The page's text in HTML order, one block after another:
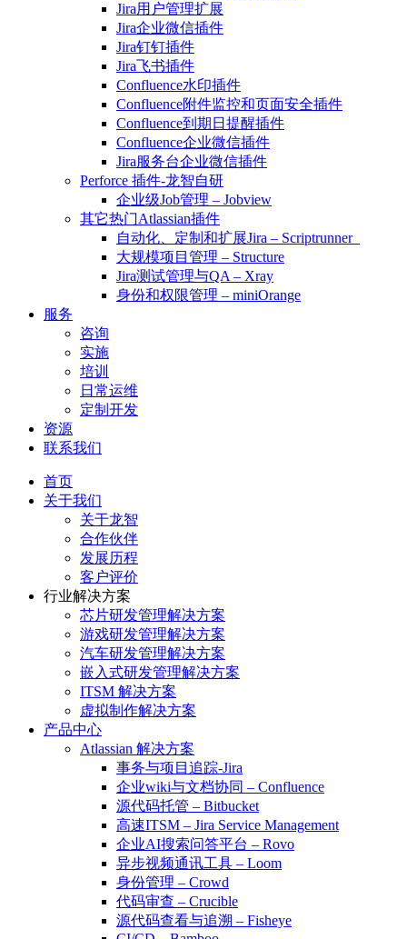
Jira用户管理扩展
Jira企业微信插件
Jira钉钉插件
Jira飞书插件
Confluence水印插件
Confluence附件监控和页面安全插件
Confluence到期日提醒插件
Confluence企业微信插件
Jira服务台企业微信插件
Perforce 插件-龙智自研
企业级Job管理 – Jobview
其它热门Atlassian插件
自动化、定制和扩展Jira – Scriptrunner
大规模项目管理 – Structure
Jira测试管理与QA – Xray
身份和权限管理 – miniOrange
服务
咨询
实施
培训
日常运维
定制开发
资源
联系我们
首页
关于我们
关于龙智
合作伙伴
发展历程
客户评价
行业解决方案
芯片研发管理解决方案
游戏研发管理解决方案
汽车研发管理解决方案
嵌入式研发管理解决方案
ITSM 解决方案
虚拟制作解决方案
产品中心
Atlassian 解决方案
事务与项目追踪-Jira
企业wiki与文档协同 – Confluence
源代码托管 – Bitbucket
高速ITSM – Jira Service Management
企业AI搜索问答平台 – Rovo
异步视频通讯工具 – Loom
身份管理 – Crowd
代码审查 – Crucible
源代码查看与追溯 – Fisheye